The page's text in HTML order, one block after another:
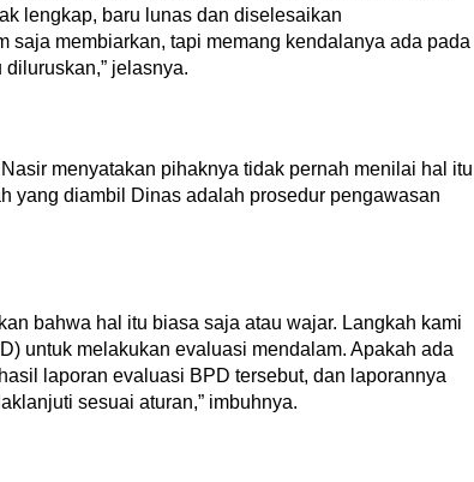
lengkap, baru lunas dan diselesaikan
saja membiarkan, tapi memang kendalanya ada pada
jelasnya.
menyatakan pihaknya tidak pernah menilai hal itu
yang diambil Dinas adalah prosedur pengawasan
bahwa hal itu biasa saja atau wajar. Langkah kami
untuk melakukan evaluasi mendalam. Apakah ada
laporan evaluasi BPD tersebut, dan laporannya
sesuai aturan,” imbuhnya.